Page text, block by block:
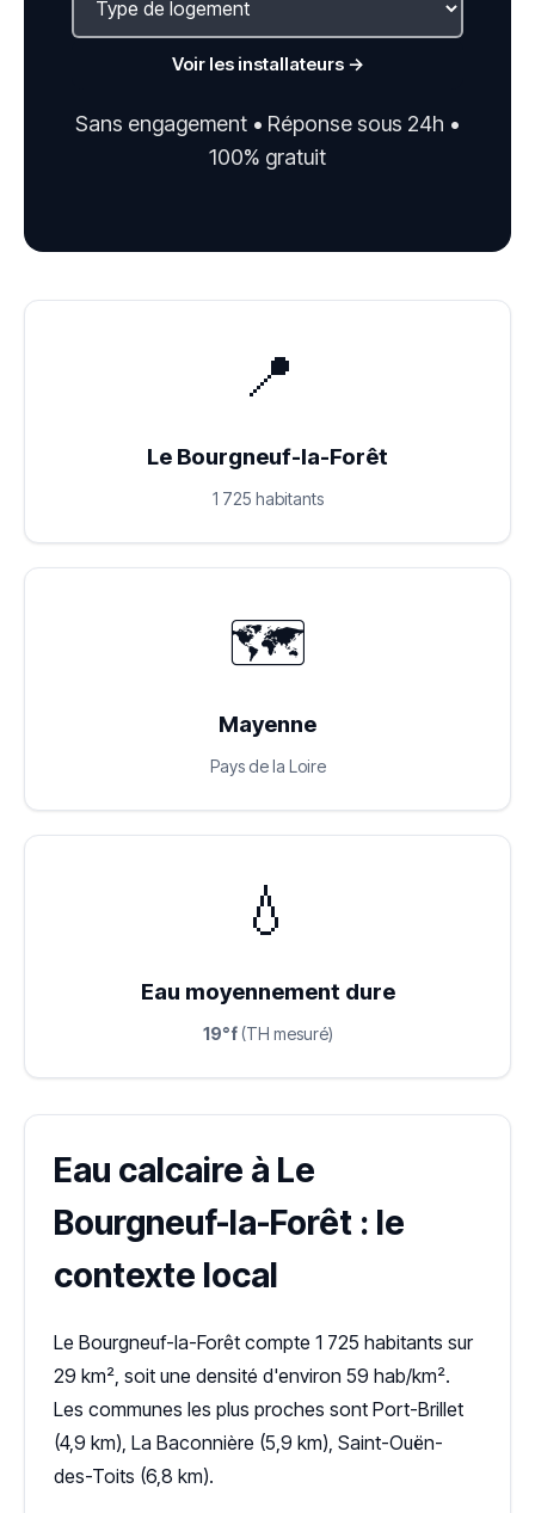
Voir les installateurs →
Sans engagement • Réponse sous 24h •
100% gratuit
📍
Le Bourgneuf-la-Forêt
1 725 habitants
🗺️
Mayenne
Pays de la Loire
💧
Eau moyennement dure
19°f(TH mesuré)
Eau calcaire à Le
Bourgneuf-la-Forêt : le
contexte local
Le Bourgneuf-la-Forêt compte 1 725 habitants sur
29 km², soit une densité d'environ 59 hab/km².
Les communes les plus proches sont Port-Brillet
(4,9 km), La Baconnière (5,9 km), Saint-Ouën-
des-Toits (6,8 km).